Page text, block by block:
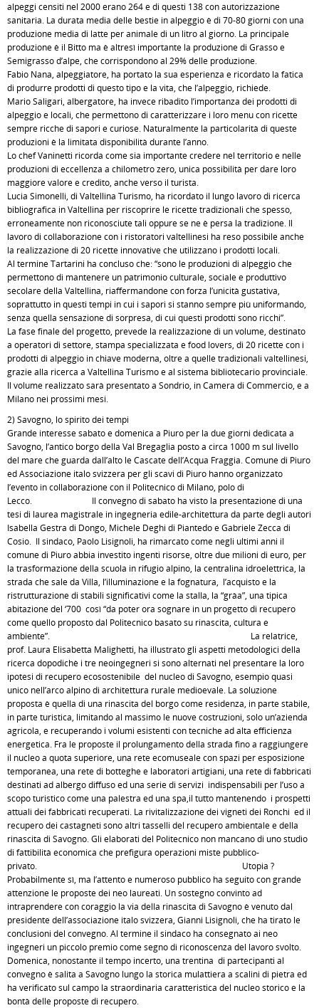
alpeggi censiti nel 2000 erano 264 e di questi 138 con autorizzazione
sanitaria. La durata media delle bestie in alpeggio è di 70-80 giorni con una
produzione media di latte per animale di un litro al giorno. La principale
produzione è il Bitto ma è altresì importante la produzione di Grasso e
Semigrasso d’alpe, che corrispondono al 29% delle produzione.
Fabio Nana, alpeggiatore, ha portato la sua esperienza e ricordato la fatica
di produrre prodotti di questo tipo e la vita, che l’alpeggio, richiede.
Mario Saligari, albergatore, ha invece ribadito l’importanza dei prodotti di
alpeggio e locali, che permettono di caratterizzare i loro menu con ricette
sempre ricche di sapori e curiose. Naturalmente la particolarità di queste
produzioni è la limitata disponibilità durante l’anno.
Lo chef Vaninetti ricorda come sia importante credere nel territorio e nelle
produzioni di eccellenza a chilometro zero, unica possibilità per dare loro
maggiore valore e credito, anche verso il turista.
Lucia Simonelli, di Valtellina Turismo, ha ricordato il lungo lavoro di ricerca
bibliografica in Valtellina per riscoprire le ricette tradizionali che spesso,
erroneamente non riconosciute tali oppure se ne è persa la tradizione. Il
lavoro di collaborazione con i ristoratori valtellinesi ha reso possibile anche
la realizzazione di 20 ricette innovative che utilizzano i prodotti locali.
Al termine Tartarini ha concluso che: “sono le produzioni di alpeggio che
permettono di mantenere un patrimonio culturale, sociale e produttivo
secolare della Valtellina, riaffermandone con forza l’unicità gustativa,
soprattutto in questi tempi in cui i sapori si stanno sempre più uniformando,
senza quella sensazione di sorpresa, di cui questi prodotti sono ricchi”.
La fase finale del progetto, prevede la realizzazione di un volume, destinato
a operatori di settore, stampa specializzata e food lovers, di 20 ricette con i
prodotti di alpeggio in chiave moderna, oltre a quelle tradizionali valtellinesi,
grazie alla ricerca a Valtellina Turismo e al sistema bibliotecario provinciale.
Il volume realizzato sarà presentato a Sondrio, in Camera di Commercio, e a
Milano nei prossimi mesi.
2) Savogno, lo spirito dei tempi
Grande interesse sabato e domenica a Piuro per la due giorni dedicata a
Savogno, l’antico borgo della Val Bregaglia posto a circa 1000 m sul livello
del mare che guarda dall’alto le Cascate dell’Acqua Fraggia. Comune di Piuro
ed Associazione italo svizzera per gli scavi di Piuro hanno organizzato
l’evento in collaborazione con il Politecnico di Milano, polo di
Lecco. Il convegno di sabato ha visto la presentazione di una
tesi di laurea magistrale in ingegneria edile-architettura da parte degli autori
Isabella Gestra di Dongo, Michele Deghi di Piantedo e Gabriele Zecca di
Cosio. Il sindaco, Paolo Lisignoli, ha rimarcato come negli ultimi anni il
comune di Piuro abbia investito ingenti risorse, oltre due milioni di euro, per
la trasformazione della scuola in rifugio alpino, la centralina idroelettrica, la
strada che sale da Villa, l’illuminazione e la fognatura, l’acquisto e la
ristrutturazione di stabili significativi come la stalla, la “gràa”, una tipica
abitazione del ‘700 così “da poter ora sognare in un progetto di recupero
come quello proposto dal Politecnico basato su rinascita, cultura e
ambiente”. La relatrice,
prof. Laura Elisabetta Malighetti, ha illustrato gli aspetti metodologici della
ricerca dopodichè i tre neoingegneri si sono alternati nel presentare la loro
ipotesi di recupero ecosostenibile del nucleo di Savogno, esempio quasi
unico nell’arco alpino di architettura rurale medioevale. La soluzione
proposta è quella di una rinascita del borgo come residenza, in parte stabile,
in parte turistica, limitando al massimo le nuove costruzioni, solo un’azienda
agricola, e recuperando i volumi esistenti con tecniche ad alta efficienza
energetica. Fra le proposte il prolungamento della strada fino a raggiungere
il nucleo a quota superiore, una rete ecomuseale con spazi per esposizione
temporanea, una rete di botteghe e laboratori artigiani, una rete di fabbricati
destinati ad albergo diffuso ed una serie di servizi indispensabili per l’uso a
scopo turistico come una palestra ed una spa,il tutto mantenendo i prospetti
attuali dei fabbricati recuperati. La rivitalizzazione dei vigneti dei Ronchi ed il
recupero dei castagneti sono altri tasselli del recupero ambientale e della
rinascita di Savogno. Gli elaborati del Politecnico non mancano di uno studio
di fattibilità economica che prefigura operazioni miste pubblico-
privato. Utopia ?
Probabilmente sì, ma l’attento e numeroso pubblico ha seguito con grande
attenzione le proposte dei neo laureati. Un sostegno convinto ad
intraprendere con coraggio la via della rinascita di Savogno è venuto dal
presidente dell’associazione italo svizzera, Gianni Lisignoli, che ha tirato le
conclusioni del convegno. Al termine il sindaco ha consegnato ai neo
ingegneri un piccolo premio come segno di riconoscenza del lavoro svolto.
Domenica, nonostante il tempo incerto, una trentina di partecipanti al
convegno è salita a Savogno lungo la storica mulattiera a scalini di pietra ed
ha verificato sul campo la straordinaria caratteristica del nucleo storico e la
bontà delle proposte di recupero.